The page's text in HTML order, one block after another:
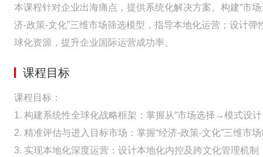
本课程针对企业出海痛点，提供系统化解决方案。构建“市
济-政策-文化”三维市场筛选模型，指导本地化运营；设计
球化资源，提升企业国际运营成功率。
课程目标
课程目标：
1. 构建系统性全球化战略框架：掌握从“市场选择→模式设
2. 精准评估与进入目标市场：掌握“经济-政策-文化”三维市
3. 实现本地化深度运营：设计本地化内控及跨文化管理机制